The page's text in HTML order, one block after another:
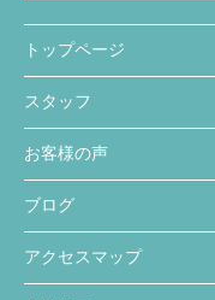
トップページ
スタッフ
お客様の声
ブログ
アクセスマップ